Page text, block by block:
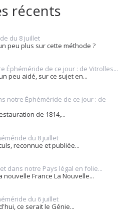
récents
du 8 juillet
peu plus sur cette méthode ?
Éphéméride de ce jour : de Vitrolles...
peu aidé, sur ce sujet en...
notre Éphéméride de ce jour : de
de 1814,...
du 8 juillet
reconnue et publiée...
dans notre Pays légal en folie...
France La Nouvelle...
du 6 juillet
ce serait le Génie...